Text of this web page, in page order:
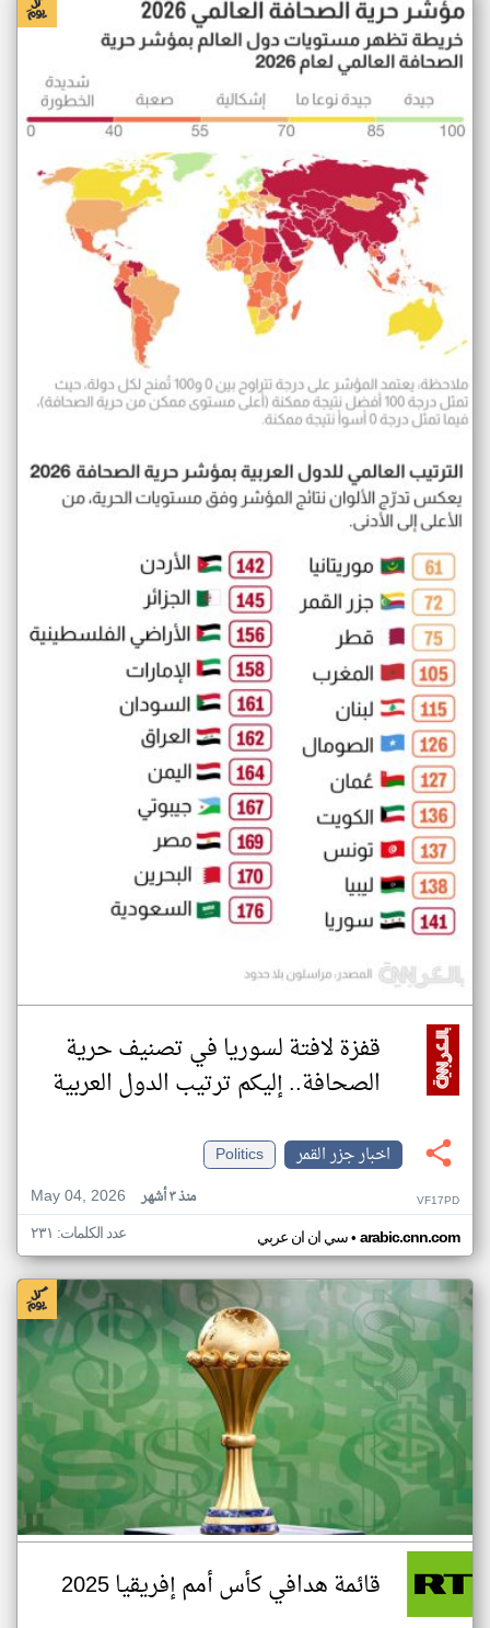
قفزة لافتة لسوريا في تصنيف حرية
الصحافة.. إليكم ترتيب الدول العربية
اخبار جزر القمر
Politics
May 04, 2026
منذ ٣ أشهر VF17PD
سي ان ان عربي• arabic.cnn.com عدد الكلمات: ٢٣١
قائمة هدافي كأس أمم إفريقيا 2025